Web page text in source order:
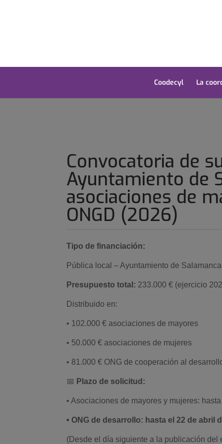
Coodecyl La
Convocatoria de
Ayuntamiento de
asociaciones de
ONGD (2026)
Tipo de financiación:
Pública local – Ayuntamiento de
Presupuesto total: 233.000 € (ejercicio
Distribuido en:
• 102.000 € asociaciones de mayores
• 50.000 € asociaciones de mujeres
• 81.000 € ONG de cooperación al
📅 Plazo de solicitud:
• Asociaciones de mayores y mujeres: hasta
• ONG de desarrollo: hasta el 22 de abril
(Desde el día siguiente a la publicación del